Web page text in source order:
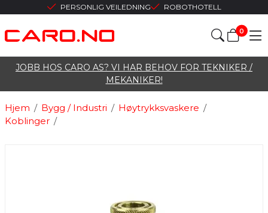
PERSONLIG VEILEDNING ROBOTHOTELL
0
JOBB HOS CARO AS? VI HAR BEHOV FOR TEKNIKER /
MEKANIKER!
/
Hjem /
Bygg / Industri /
Høytrykksvaskere
/
Koblinger